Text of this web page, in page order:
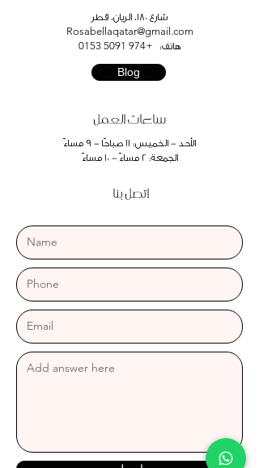
شارع 180، الريان، قطر
Rosabellaqatar@gmail.com
هاتف: +974 5091 0153
Blog
ساعات العمل
الأحد - الخميس: 11 صباحًا - 9 مساءً
الجمعة: 2 مساءً - 10 مساءً
اتصل بنا